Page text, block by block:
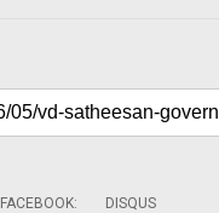
FACEBOOK: DISQUS